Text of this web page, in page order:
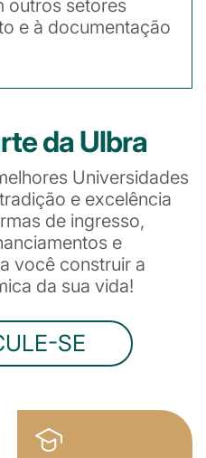
outros setores
e à documentação
da Ulbra
Universidades
e excelência
de ingresso,
e
você construir a
da sua vida!
SE